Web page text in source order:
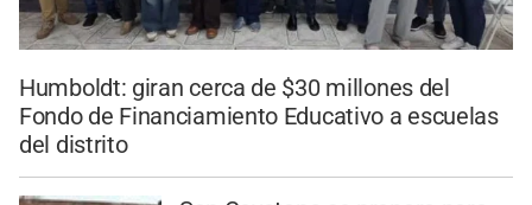
Humboldt: giran cerca de $30 millones del
Fondo de Financiamiento Educativo a escuelas
del distrito